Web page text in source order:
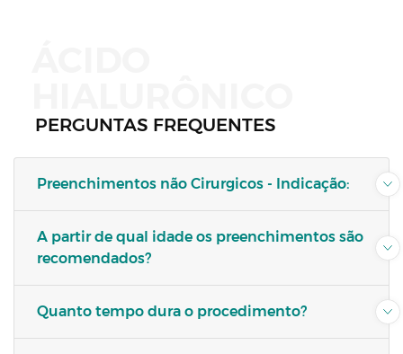
PERGUNTAS FREQUENTES
Preenchimentos não Cirurgicos - Indicação:
A partir de qual idade os preenchimentos são
recomendados?
Quanto tempo dura o procedimento?